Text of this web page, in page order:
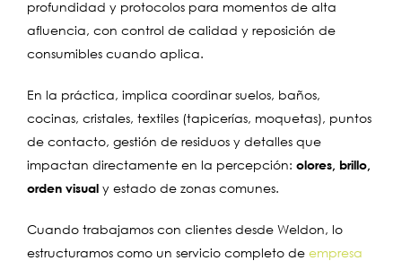
profundidad y protocolos para momentos de alta
afluencia, con control de calidad y reposición de
consumibles cuando aplica.
En la práctica, implica coordinar suelos, baños,
cocinas, cristales, textiles (tapicerías, moquetas), puntos
de contacto, gestión de residuos y detalles que
impactan directamente en la percepción: olores, brillo,
orden visual y estado de zonas comunes.
Cuando trabajamos con clientes desde Weldon, lo
estructuramos como un servicio completo de empresa